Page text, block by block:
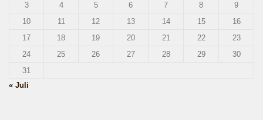
3
4 5 6 7 8
9
10
11 12 13 14 15
16
17
18 19 20 21 22
23
24
25 26 27 28 29
30
31
« Juli